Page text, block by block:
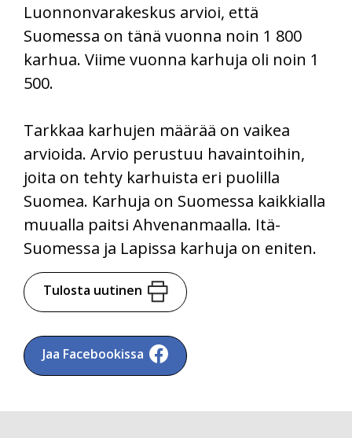
Luonnonvarakeskus arvioi, että
Suomessa on tänä vuonna noin 1 800
karhua. Viime vuonna karhuja oli noin 1
500.
Tarkkaa karhujen määrää on vaikea
arvioida. Arvio perustuu havaintoihin,
joita on tehty karhuista eri puolilla
Suomea. Karhuja on Suomessa kaikkialla
muualla paitsi Ahvenanmaalla. Itä-
Suomessa ja Lapissa karhuja on eniten.
Tulosta uutinen
Jaa Facebookissa